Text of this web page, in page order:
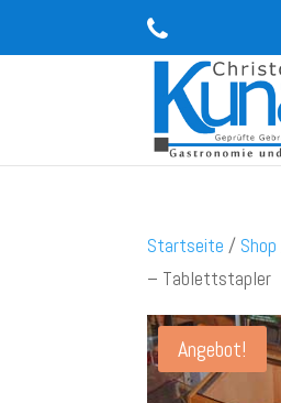
Startseite / Shop
– Tablettstapler
Angebot!